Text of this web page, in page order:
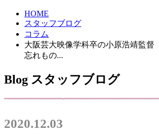
HOME
スタッフブログ
コラム
大阪芸大映像学科卒の小原浩靖監督
忘れもの...
Blog スタッフブログ
2020.12.03